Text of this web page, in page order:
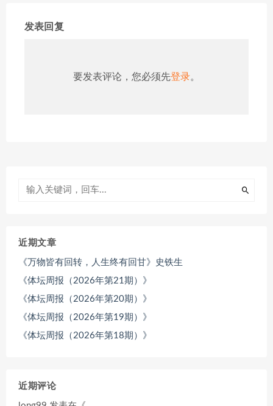
发表回复
要发表评论，您必须先登录。
近期文章
《万物皆有回转，人生终有回甘》史铁生
《体坛周报（2026年第21期）》
《体坛周报（2026年第20期）》
《体坛周报（2026年第19期）》
《体坛周报（2026年第18期）》
近期评论